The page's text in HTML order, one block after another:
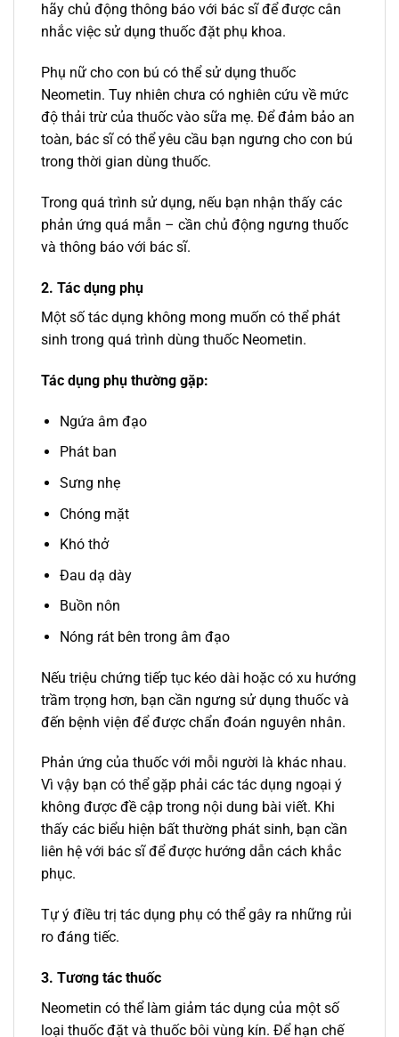
hãy chủ động thông báo với bác sĩ để được cân
nhắc việc sử dụng thuốc đặt phụ khoa.
Phụ nữ cho con bú có thể sử dụng thuốc
Neometin. Tuy nhiên chưa có nghiên cứu về mức
độ thải trừ của thuốc vào sữa mẹ. Để đảm bảo an
toàn, bác sĩ có thể yêu cầu bạn ngưng cho con bú
trong thời gian dùng thuốc.
Trong quá trình sử dụng, nếu bạn nhận thấy các
phản ứng quá mẫn – cần chủ động ngưng thuốc
và thông báo với bác sĩ.
2. Tác dụng phụ
Một số tác dụng không mong muốn có thể phát
sinh trong quá trình dùng thuốc Neometin.
Tác dụng phụ thường gặp:
Ngứa âm đạo
Phát ban
Sưng nhẹ
Chóng mặt
Khó thở
Đau dạ dày
Buồn nôn
Nóng rát bên trong âm đạo
Nếu triệu chứng tiếp tục kéo dài hoặc có xu hướng
trầm trọng hơn, bạn cần ngưng sử dụng thuốc và
đến bệnh viện để được chẩn đoán nguyên nhân.
Phản ứng của thuốc với mỗi người là khác nhau.
Vì vậy bạn có thể gặp phải các tác dụng ngoại ý
không được đề cập trong nội dung bài viết. Khi
thấy các biểu hiện bất thường phát sinh, bạn cần
liên hệ với bác sĩ để được hướng dẫn cách khắc
phục.
Tự ý điều trị tác dụng phụ có thể gây ra những rủi
ro đáng tiếc.
3. Tương tác thuốc
Neometin có thể làm giảm tác dụng của một số
loại thuốc đặt và thuốc bôi vùng kín. Để hạn chế